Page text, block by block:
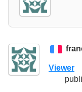
Viewer